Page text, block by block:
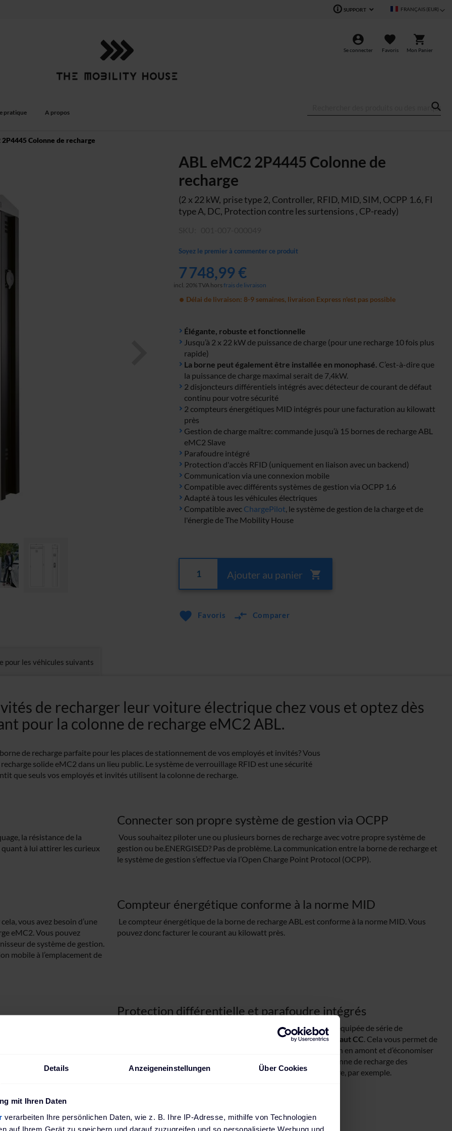
Details Anzeigeneinstellungen Über Cookies
mit Ihren Daten
verarbeiten Ihre persönlichen Daten, wie z. B. Ihre IP-Adresse, mithilfe von Technologien
auf Ihrem Gerät zu speichern und darauf zuzugreifen und so personalisierte Werbung und
Langue FRANÇAIS (EUR)
SUPPORT
Se connecter Favoris Mon Panier
pratique A propos
2P4445 Colonne de recharge
ABL eMC2 2P4445 Colonne de
recharge
(2 x 22 kW, prise type 2, Controller, RFID, MID, SIM, OCPP 1.6, FI
type A, DC, Protection contre les surtensions , CP-ready)
Soyez le premier à commenter ce produit
7 748,99 €
incl. 20% TVA horsfrais de livraison
Délai de livraison: 8-9 semaines, livraison Express n'est pas possible
Élégante, robuste et fonctionnelle
Jusqu’à 2 x 22 kW de puissance de charge (pour une recharge 10 fois plus
rapide)
La borne peut également être installée en monophasé. C’est-à-dire que
la puissance de charge maximal serait de 7,4kW.
2 disjoncteurs différentiels intégrés avec détecteur de courant de défaut
continu pour votre sécurité
2 compteurs énergétiques MID intégrés pour une facturation au kilowatt
près
Gestion de charge maître: commande jusqu’à 15 bornes de recharge ABL
eMC2 Slave
Parafoudre intégré
Protection d'accès RFID (uniquement en liaison avec un backend)
Communication via une connexion mobile
Compatible avec différents systèmes de gestion via OCPP 1.6
Adapté à tous les véhicules électriques
Compatible avec ChargePilot, le système de gestion de la charge et de
l'énergie de The Mobility House
Ajouter au panier
Favoris Comparer
de recharger leur voiture électrique chez vous et optez dès
pour la colonne de recharge eMC2 ABL.
de recharge parfaite pour les places de stationnement de vos employés et invités? Vous
solide eMC2 dans un lieu public. Le système de verrouillage RFID est une sécurité
que seuls vos employés et invités utilisent la colonne de recharge.
la résistance de la
à lui attirer les curieux
Connecter son propre système de gestion via OCPP
Vous souhaitez piloter une ou plusieurs bornes de recharge avec votre propre système de
gestion ou be.ENERGISED? Pas de problème. La communication entre la borne de recharge et
le système de gestion s’effectue via l’Open Charge Point Protocol (OCPP).
vous avez besoin d’une
eMC2. Vous pouvez
de système de gestion.
mobile à l’emplacement de
Compteur énergétique conforme à la norme MID
Le compteur énergétique de la borne de recharge ABL est conforme à la norme MID. Vous
pouvez donc facturer le courant au kilowatt près.
de charge allant jusqu’à 44
en même temps avec 22
entre les deux
avec seulement 36 kW,
Protection différentielle et parafoudre intégrés
ABL mise sur la sécurité. Ainsi, la colonne de recharge eMC2 est équipée de série de
disjoncteurs différentiels avec capteur de courant de défaut CC. Cela vous permet de
renoncer aux onéreux disjoncteurs différentiels dans l’installation en amont et d’économiser
ainsi jusqu’à 600 euros. Par ailleurs, le parafoudre protège la colonne de recharge des
surtensions électriques qui peuvent être provoquées par la foudre, par exemple.
Recharge plus rapide
pour les véhicules suivants